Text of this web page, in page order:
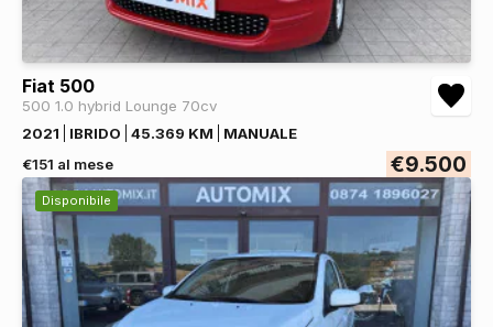
Fiat 500
500 1.0 hybrid Lounge 70cv
2021
IBRIDO 45.369 KM
MANUALE
€151 al mese
€9.500
Disponibile